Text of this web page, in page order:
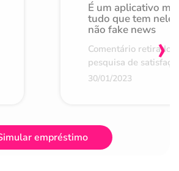
É um aplicativo
tudo que tem nele
não fake news
Comentário retirado
pesquisa de
30/01/2023
›
empréstimo